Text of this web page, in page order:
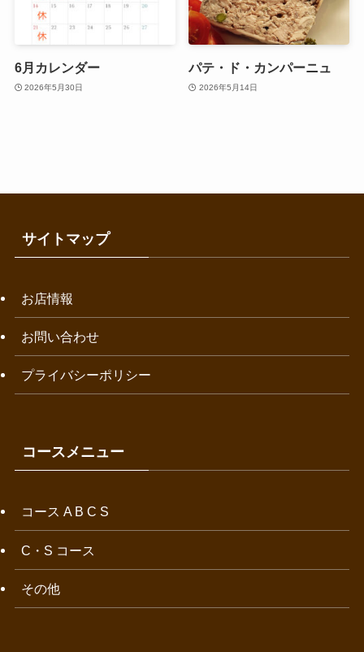
6月カレンダー
2026年5月30日
パテ・ド・カンパーニュ
2026年5月14日
サイトマップ
お店情報
お問い合わせ
プライバシーポリシー
コースメニュー
コース A B C S
C・S コース
その他